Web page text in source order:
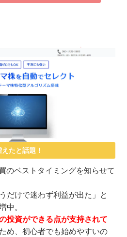
たと話題！
のベストタイミングを知らせて
だけで迷わず利益が出た」と
中。
投資ができる点が支持されて
め、初心者でも始めやすいの